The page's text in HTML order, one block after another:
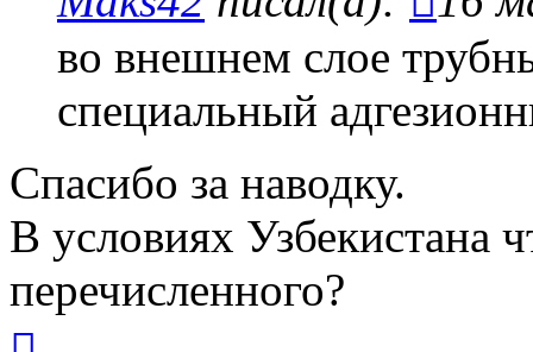
во внешнем слое
специальный
Спасибо за наводку.
В условиях Узбекистана
перечисленного?